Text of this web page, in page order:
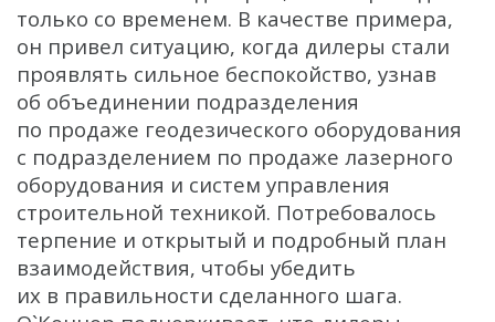
только со временем. В качестве примера,
он привел ситуацию, когда дилеры стали
проявлять сильное беспокойство, узнав
об объединении подразделения
по продаже геодезического оборудования
с подразделением по продаже лазерного
оборудования и систем управления
строительной техникой. Потребовалось
терпение и открытый и подробный план
взаимодействия, чтобы убедить
их в правильности сделанного шага.